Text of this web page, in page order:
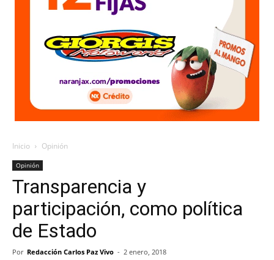
Inicio Opinión
Opinión
Transparencia y
participación, como política
de Estado
Por Redacción Carlos Paz Vivo - 2 enero, 2018